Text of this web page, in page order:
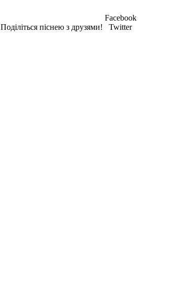
Поділіться піснею з друзями!
Facebook
Twitter